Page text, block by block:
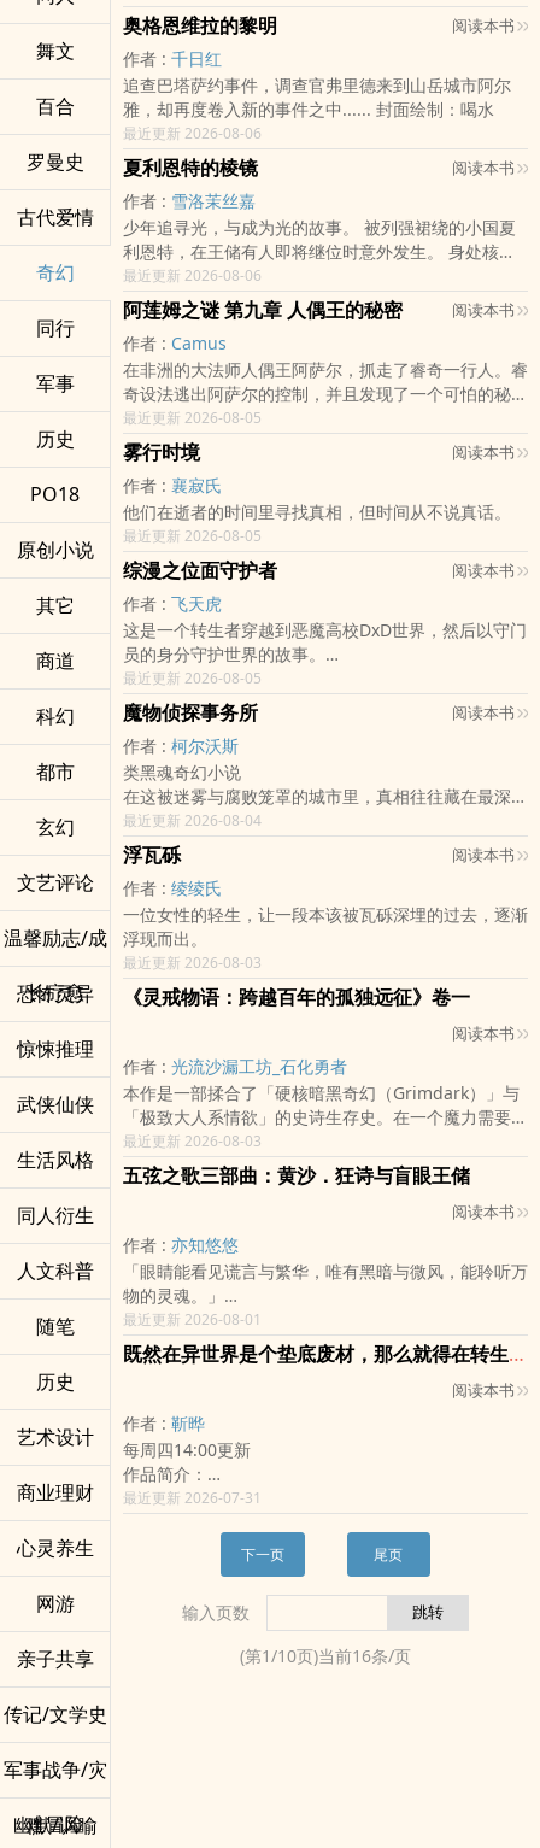
舞文
百合
罗曼史
古代爱情
奇幻
同行
军事
历史
PO18
原创小说
其它
商道
科幻
都市
玄幻
文艺评论
温馨励志/成
长疗愈
恐怖灵异
惊悚推理
武侠仙侠
生活风格
同人衍生
人文科普
随笔
历史
艺术设计
商业理财
心灵养生
网游
亲子共享
传记/文学史
军事战争/灾
难冒险
幽默/讽喻
总是主动想要和好，但是这次一次，我确定自己无法再
跟他走下去。
决定以后，我们约好见面，他想带我去野餐，然而搭上
捷运没多久，突然一阵天旋地转，我感觉整个人被大力
地甩向某个方向！
醒过来时，床边坐着李穆轩的妹妹，然后是他妈妈一连
担忧地跑向我。
她们把李穆轩的手机交给我，我颤抖着手打开摄像头，
看见的却是李穆轩的脸……
主角：曾语星（第一人称）、李穆轩、侯景珅
标签：灵魂对调、微爱情、微奇幻、大学生活、青梅竹
马
*目前仅在POPO连载*
已完稿，大概两天一更。
作者Instagram/ Threads：bian_is_writing
电邮：blue_diary@ymail.com
奥格恩维拉的黎明 阅读本书
作者 : 千日红
追查巴塔萨约事件，调查官弗里德来到山岳城市阿尔
雅，却再度卷入新的事件之中...... 封面绘制：喝水
最近更新 2026-08-06
夏利恩特的棱镜 阅读本书
作者 : 雪洛茉丝嘉
少年追寻光，与成为光的故事。 被列强裙绕的小国夏
利恩特，在王储有人即将继位时意外发生。 身处核心
的诺亚，究竟要如何面对属于他的责任，一步一步追寻
未来的答案。 伙伴、传说、困境、爱与冒险，属于少
年的奇幻成长故事。
最近更新 2026-08-06
阿莲姆之谜 第九章 人偶王的秘密 阅读本书
作者 : Camus
在非洲的大法师人偶王阿萨尔，抓走了睿奇一行人。睿
奇设法逃出阿萨尔的控制，并且发现了一个可怕的秘
密。
最近更新 2026-08-05
雾行时境 阅读本书
作者 : 襄寂氏
他们在逝者的时间里寻找真相，但时间从不说真话。
最近更新 2026-08-05
综漫之位面守护者 阅读本书
作者 : 飞天虎
这是一个转生者穿越到恶魔高校DxD世界，然后以守门
员的身分守护世界的故事。
PS:这本书在原创星球也有,但是最近那个网站最近怪怪
的,所以只能改放popo了,写好的剧情会找时间慢慢上
传。
最近更新 2026-08-05
魔物侦探事务所 阅读本书
作者 : 柯尔沃斯
类黑魂奇幻小说
在这被迷雾与腐败笼罩的城市里，真相往往藏在最深沉
的黑暗中。
伦敦的深夜，铁锈与血腥味弥漫在雾鸦街的空气里。侦
探柯尔沃斯，一名背负着血腥过去的少年，拥有着不属
于常人的烙印：一颗镶嵌在眼眶中的幽蓝「水晶眼」，
以及一只刻满炼金符文的「暗金魔具义手」。这具残破
却强大的身躯，是他向摧毁他家庭的魔物复仇的代价，
也是他猎杀暗影的武器。
在失踪已久的恩师「衔尾蛇魔术师」留下的遗言指引
下，柯尔沃斯与天才维修师蕾拉踏上了追寻真相的旅
程。从伦敦的废弃加工厂到上海隐蔽的地下基地，他们
在魔物肆虐的边缘游走，揭开了一个隐藏在人口失踪背
后的残酷阴谋。
然而，每一次扣动魔具的扳机，都是在与自身的毁灭博
弈。魔烬在血管中蔓延，理智与钢铁的界线逐渐模糊。
当这场复仇的齿轮再次转动，柯尔沃斯必须在魔力的反
噬与深渊的凝视中，亲手将被掩盖的真相从黑暗里挖出
始。」
这是一个关于亲情、牺牲与永不熄灭的复仇之火的故
事。当齿轮咬合，真相的巨响即将震撼深渊。
最近更新 2026-08-04
浮瓦砾 阅读本书
作者 : 绫绫氏
一位女性的轻生，让一段本该被瓦砾深埋的过去，逐渐
浮现而出。
最近更新 2026-08-03
《灵戒物语：跨越百年的孤独远征》卷一
阅读本书
作者 : 光流沙漏工坊_石化勇者
本作是一部揉合了「硬核暗黑奇幻（Grimdark）」与
「极致大人系‌情‎‌‎欲‎‍」的史诗生存史。在一个魔力需要以
生命与血肉为代价的残酷大陆上，讲述一名没有魔力的
硬汉佣兵，与一名背负太古血脉的傲娇精灵刺客，如何
在帝国的无情追杀与各方势力的追逐中，凭借着手上
「灵神之藤」戒指，踏上跨越百年的孤独远征。本作的
核心魅力在于「极端的反差」——外在世界的极度血腥
残酷，对比男女主角在生死绝境中，只能透过最赤裸的
肉体交融与体温来互相救赎的「极限纯爱」，并穿插高
阶神职者对这份纯爱所产生的病态欲望与窥探，完美诠
释「危险、上瘾、心跳失速」的大人系恋爱。
​【世界观设定】
​残酷的魔力剥削： 统治大陆的帝国将精灵视为「活体
魔力池」。透过戴上「禁魔项圈」，帝国法师能以剧痛
榨取精灵的太古魔力，用以维持帝国的军事与奢靡生
活。
​等价交换的诅咒： 强大的力量必然伴随毁灭性的代
价。高阶魔法与太古卷轴（如：暴食之血）会引发「过
载」，甚至将使用者的生命力与内脏瞬间煮沸蒸发。
​灵神之藤： 精灵一族的太古家传密宝，一对相连的木
戒。当命定之人出现，并产生极致的情感或肉体交融
时，能引发神圣的雷芒，将两人的血肉、灵魂与命运永
远绑定。
​【主要角色介绍】
​亚瑟‧罗德 (Arthur)：
最近更新 2026-08-03
五弦之歌三部曲：黄沙．狂诗与盲眼王储
阅读本书
作者 : 亦知悠悠
「眼睛能看见谎言与繁华，唯有黑暗与微风，能聆听万
物的灵魂。」
霜狼关的漫天血风尚未散尽，伙伴离去的伤痛化为刻骨
的誓言。天秤持有人艾尔兰与明镜之女蕾拉，带着未干
的血泪与未竟的宿命，踏上了被烈日摧残的千里瀚海
在那片被称为「沙漠翡翠」的戈尔德绿洲深处，危机正
如狂沙般吞噬一切。绿洲的生命之源迅速干涸，失控的
「太古魔神之血」污染了水脉，驱使异兽狂暴，将王国
推向覆灭的边缘。
而在高耸的放逐者之塔上，坐着一位被夺去双眼与王权
的失落王储——卡西姆。
三年前，一场残酷的宫廷毒害撕碎了他的视界，也让他
落入永恒的黑暗。然而，当繁华与视觉的虚妄被彻底剥
离，他在无边的寂静中听到了风的线条、沙的脉动，以
及胸口深处世代沉睡的太古重器——「丰饶之号角」的
最近更新 2026-08-01
既然在异世界是个垫底废材，那么就得在转生后的世界大显身手!
阅读本书
作者 : 靳晔
每周四14:00更新
作品简介：
出生于魔法世家的卡里尔，却是学院公认的垫底废材。
即使比任何人更加努力，也始终无法改变命运。 遭人
嘲笑、被家族抛弃、失去挚爱，最终命丧魔物之手。
然而，死亡并不是终点。 当他再次睁开双眼，一段崭
新的命运，也悄然展开。 ──既然在异世界是个垫底废
材，那么，就在转生后的世界大显身手吧！
最近更新 2026-07-31
下一页 尾页
输入页数
(第1/10页)当前16条/页